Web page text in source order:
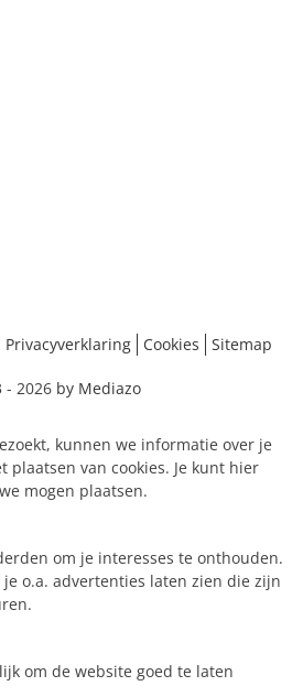
Privacyverklaring Cookies
Sitemap
- 2026 by Mediazo
kunnen we informatie over je
plaatsen van cookies. Je kunt hier
mogen plaatsen.
om je interesses te onthouden.
o.a. advertenties laten zien die zijn
om de website goed te laten